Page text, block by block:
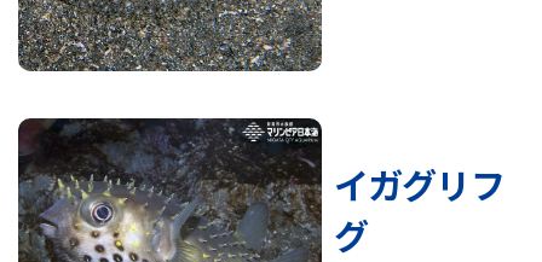
イガグリフ
グ